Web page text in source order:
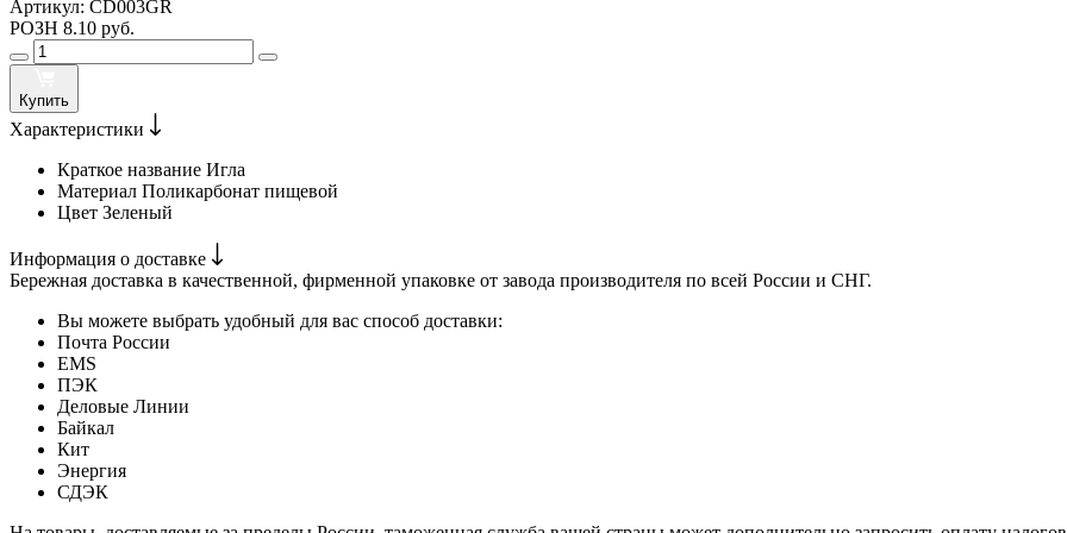
Артикул: CD003GR
РОЗН 8.10 руб.
Купить
Характеристики
Краткое название Игла
Материал Поликарбонат пищевой
Цвет Зеленый
Информация о доставке
Бережная доставка в качественной, фирменной упаковке от завода производителя по всей России и СНГ.
Вы можете выбрать удобный для вас способ доставки:
Почта России
EMS
ПЭК
Деловые Линии
Байкал
Кит
Энергия
СДЭК